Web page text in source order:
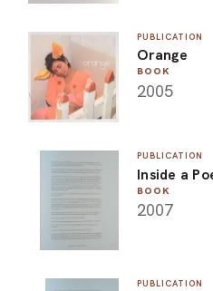
PUBLICATION
Orange
BOOK
2005
PUBLICATION
Inside a
BOOK
2007
PUBLICATION